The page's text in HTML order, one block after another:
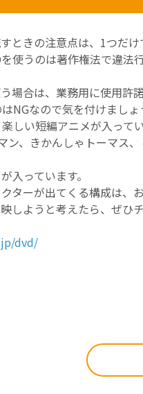
ときの注意点は、1つだけ
使うのは著作権法で違法
場合は、業務用に使用許
NGなので気を付けましょ
しい短編アニメが入って
ン、きかんしゃトーマス
入っています。
ターが出てくる構成は、
しようと考えたら、ぜひ
dvd/